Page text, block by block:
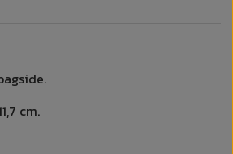
cm.